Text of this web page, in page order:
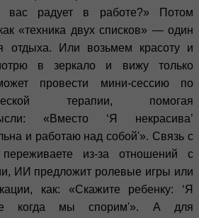
вас радует в работе?» Потом
«техника двух списков» — один
отдыха. Или возьмем красоту и
в зеркало и вижу только
провести мини-сессию по
терапии, помогая
«Вместо ‘Я некрасива’
и работаю над собой'». Связь с
из-за отношений с
ИИ предложит ролевые игры или
как: «Скажите ребенку: ‘Я
когда мы спорим'». А для